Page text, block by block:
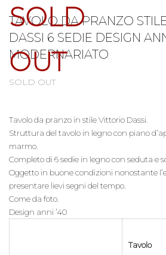
SOLD
OUT
TAVOLO DA PRANZO
DASSI 6 SEDIE DESIGN
MODERNARIATO
SOLD OUT
Tavolo da pranzo in stile Vittorio Dassi.
Struttura del tavolo in legno con piano
marmo.
Completo di 6 sedie in legno con seduta e
Oggetto in buone condizioni nonostante
presentare lievi segni del tempo.
Come da foto.
Design anni ’40